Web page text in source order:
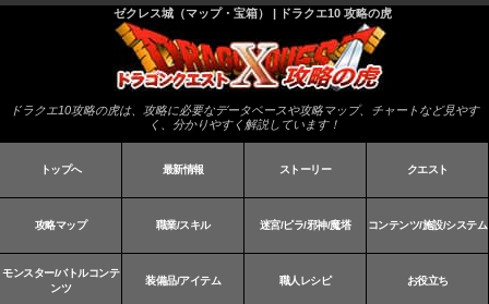
ゼクレス城（マップ・宝箱） | ドラクエ10 攻略の虎
ドラクエ10攻略の虎は、攻略に必要なデータベースや攻略マップ、チャートなど見やす
く、分かりやすく解説しています！
トップへ 最新情報 ストーリー クエスト
攻略マップ 職業/スキル 迷宮/ピラ/邪神/魔塔 コンテンツ/施設/システム
モンスター/バトルコンテ
ンツ
装備品/アイテム 職人レシピ お役立ち